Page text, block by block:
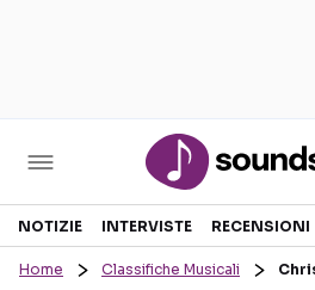
Sezioni
NOTIZIE INTERVISTE RECENSIONI
Home Classifiche Musicali